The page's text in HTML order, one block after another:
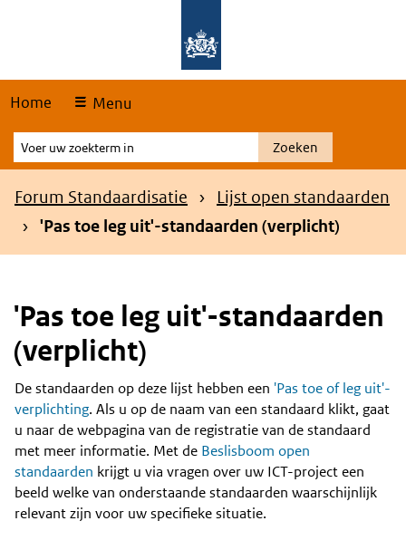
Home Menu
Voer
uw
zoekterm
Zoeken
Kruimelpad
Forum Standaardisatie
Lijst open standaarden
'Pas toe leg uit'-standaarden (verplicht)
'Pas toe leg uit'-standaarden
(verplicht)
Content
De standaarden op deze lijst hebben een 'Pas toe of leg uit'-
verplichting. Als u op de naam van een standaard klikt, gaat
u naar de webpagina van de registratie van de standaard
met meer informatie. Met de Beslisboom open
standaarden krijgt u via vragen over uw ICT-project een
beeld welke van onderstaande standaarden waarschijnlijk
relevant zijn voor uw specifieke situatie.